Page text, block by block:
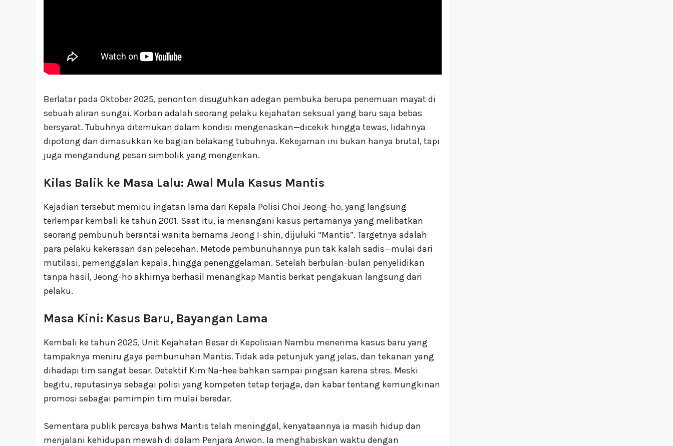
Berlatar pada Oktober 2025, penonton disuguhkan adegan pembuka berupa penemuan mayat di
sebuah aliran sungai. Korban adalah seorang pelaku kejahatan seksual yang baru saja bebas
bersyarat. Tubuhnya ditemukan dalam kondisi mengenaskan—dicekik hingga tewas, lidahnya
dipotong dan dimasukkan ke bagian belakang tubuhnya. Kekejaman ini bukan hanya brutal, tapi
juga mengandung pesan simbolik yang mengerikan.
Kilas Balik ke Masa Lalu: Awal Mula Kasus Mantis
Kejadian tersebut memicu ingatan lama dari Kepala Polisi Choi Jeong-ho, yang langsung
terlempar kembali ke tahun 2001. Saat itu, ia menangani kasus pertamanya yang melibatkan
seorang pembunuh berantai wanita bernama Jeong I-shin, dijuluki “Mantis”. Targetnya adalah
para pelaku kekerasan dan pelecehan. Metode pembunuhannya pun tak kalah sadis—mulai dari
mutilasi, pemenggalan kepala, hingga penenggelaman. Setelah berbulan-bulan penyelidikan
tanpa hasil, Jeong-ho akhirnya berhasil menangkap Mantis berkat pengakuan langsung dari
pelaku.
Masa Kini: Kasus Baru, Bayangan Lama
Kembali ke tahun 2025, Unit Kejahatan Besar di Kepolisian Nambu menerima kasus baru yang
tampaknya meniru gaya pembunuhan Mantis. Tidak ada petunjuk yang jelas, dan tekanan yang
dihadapi tim sangat besar. Detektif Kim Na-hee bahkan sampai pingsan karena stres. Meski
begitu, reputasinya sebagai polisi yang kompeten tetap terjaga, dan kabar tentang kemungkinan
promosi sebagai pemimpin tim mulai beredar.
Sementara publik percaya bahwa Mantis telah meninggal, kenyataannya ia masih hidup dan
menjalani kehidupan mewah di dalam Penjara Anwon. Ia menghabiskan waktu dengan